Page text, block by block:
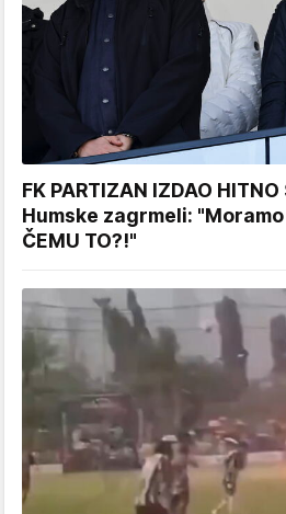
FK PARTIZAN IZDAO
Humske zagrmeli:
ČEMU TO?!"